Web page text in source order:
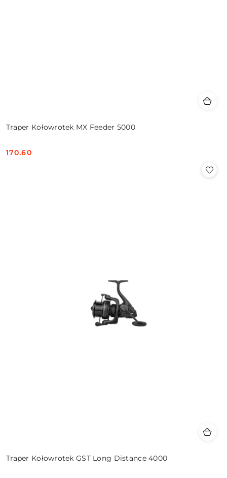
Traper Kołowrotek MX Feeder 5000
Cena:
170.60
Traper Kołowrotek GST Long Distance 4000